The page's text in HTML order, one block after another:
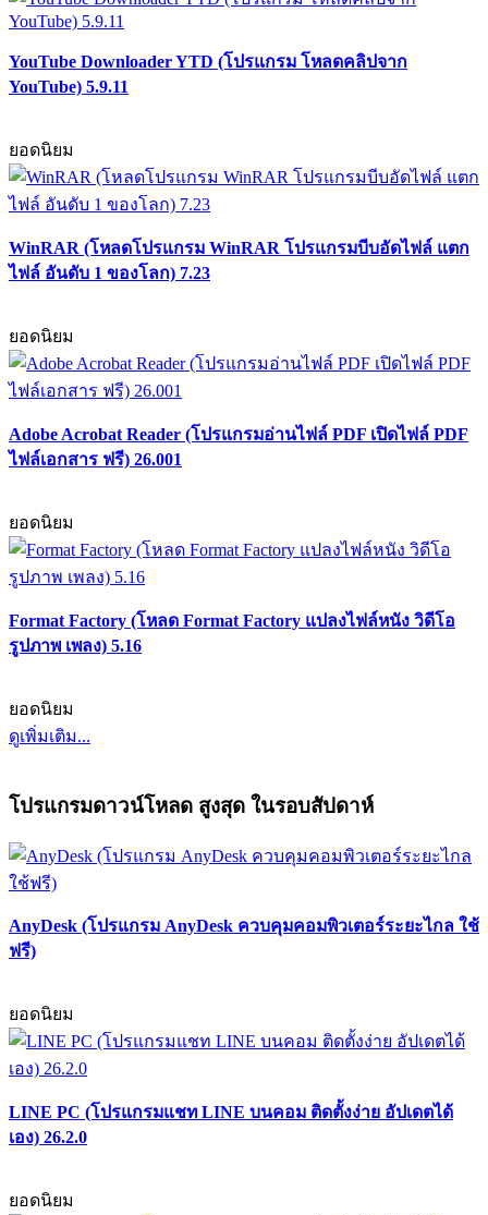
YouTube Downloader YTD (โปรแกรม โหลดคลิปจาก
YouTube) 5.9.11
ยอดนิยม
WinRAR (โหลดโปรแกรม WinRAR โปรแกรมบีบอัดไฟล์ แตก
ไฟล์ อันดับ 1 ของโลก) 7.23
ยอดนิยม
Adobe Acrobat Reader (โปรแกรมอ่านไฟล์ PDF เปิดไฟล์ PDF
ไฟล์เอกสาร ฟรี) 26.001
ยอดนิยม
Format Factory (โหลด Format Factory แปลงไฟล์หนัง วิดีโอ
รูปภาพ เพลง) 5.16
ยอดนิยม
ดูเพิ่มเติม...
โปรแกรมดาวน์โหลด สูงสุด ในรอบสัปดาห์
AnyDesk (โปรแกรม AnyDesk ควบคุมคอมพิวเตอร์ระยะไกล ใช้
ฟรี)
ยอดนิยม
LINE PC (โปรแกรมแชท LINE บนคอม ติดตั้งง่าย อัปเดตได้
เอง) 26.2.0
ยอดนิยม